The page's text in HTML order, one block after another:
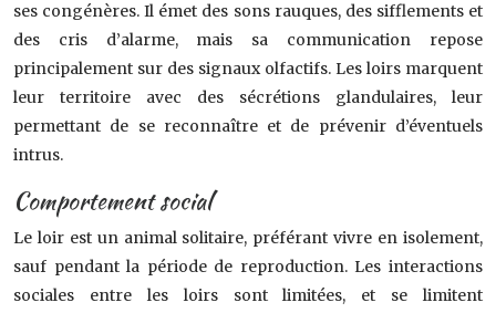
ses congénères. Il émet des sons rauques, des sifflements et
des cris d’alarme, mais sa communication repose
principalement sur des signaux olfactifs. Les loirs marquent
leur territoire avec des sécrétions glandulaires, leur
permettant de se reconnaître et de prévenir d’éventuels
intrus.
Comportement social
Le loir est un animal solitaire, préférant vivre en isolement,
sauf pendant la période de reproduction. Les interactions
sociales entre les loirs sont limitées, et se limitent